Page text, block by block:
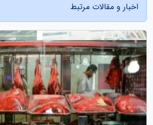
اخبار و مقالات مرتبط